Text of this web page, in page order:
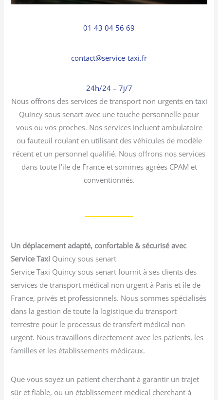
01 43 04 56 69
contact@service-taxi.fr
24h/24 – 7j/7
Nous offrons des services de transport non urgents en taxi
Quincy sous senart avec une touche personnelle pour
vous ou vos proches. Nos services incluent ambulatoire
ou fauteuil roulant en utilisant des véhicules de modèle
récent et un personnel qualifié. Nous offrons nos services
dans toute l’ile de France et sommes agrées CPAM et
conventionnés.
Un déplacement adapté, confortable & sécurisé avec
Service Taxi Quincy sous senart
Service Taxi Quincy sous senart fournit à ses clients des
services de transport médical non urgent à Paris et île de
France, privés et professionnels. Nous sommes spécialisés
dans la gestion de toute la logistique du transport
terrestre pour le processus de transfert médical non
urgent. Nous travaillons directement avec les patients, les
familles et les établissements médicaux.
Que vous soyez un patient cherchant à garantir un trajet
sûr et fiable, ou un établissement médical cherchant à